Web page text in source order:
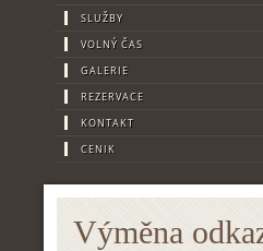
SLUŽBY
VOLNÝ ČAS
GALERIE
REZERVACE
KONTAKT
CENIK
Výměna